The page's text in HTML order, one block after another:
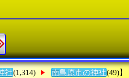
社(1,314) 南島原市の神社(49)】